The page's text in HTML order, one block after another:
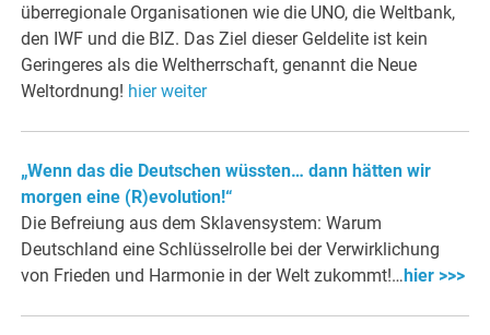
überregionale Organisationen wie die UNO, die Weltbank,
den IWF und die BIZ. Das Ziel dieser Geldelite ist kein
Geringeres als die Weltherrschaft, genannt die Neue
Weltordnung! hier weiter
„Wenn das die Deutschen wüssten… dann hätten wir
morgen eine (R)evolution!“
Die Befreiung aus dem Sklavensystem: Warum
Deutschland eine Schlüsselrolle bei der Verwirklichung
von Frieden und Harmonie in der Welt zukommt!… hier >>>